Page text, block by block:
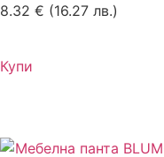
8.32 € (16.27 лв.)
Купи